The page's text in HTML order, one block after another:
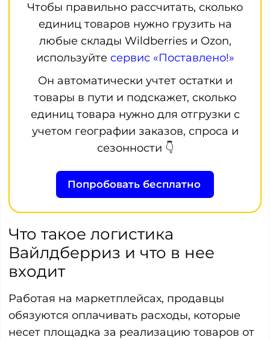
Чтобы правильно рассчитать, сколько
единиц товаров нужно грузить на
любые склады Wildberries и Ozon,
используйте сервис «Поставлено!»
Он автоматически учтет остатки и
товары в пути и подскажет, сколько
единиц товара нужно для отгрузки с
учетом географии заказов, спроса и
сезонности 👇
Попробовать бесплатно
Что такое логистика
Вайлдберриз и что в нее
входит
Работая на маркетплейсах, продавцы
обязуются оплачивать расходы, которые
несет площадка за реализацию товаров от